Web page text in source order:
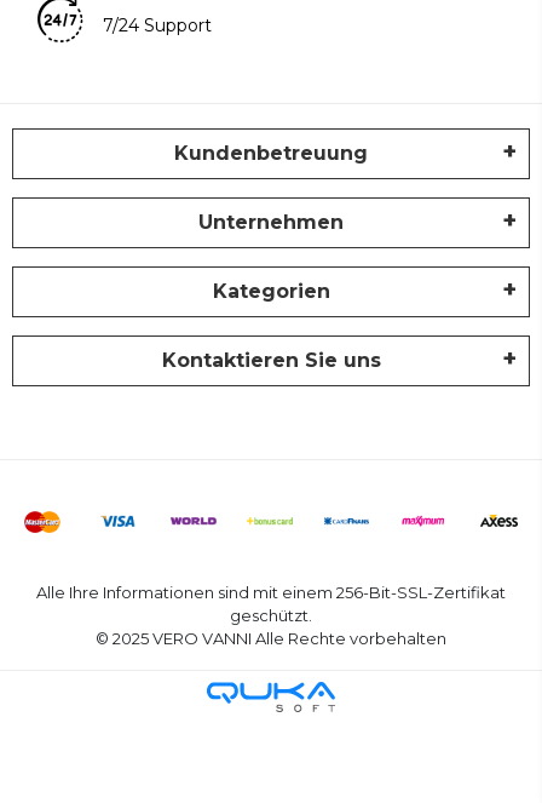
7/24 Support
Kundenbetreuung
Unternehmen
Kategorien
Kontaktieren Sie uns
Alle Ihre Informationen sind mit einem 256-Bit-SSL-Zertifikat
geschützt.
© 2025 VERO VANNI Alle Rechte vorbehalten